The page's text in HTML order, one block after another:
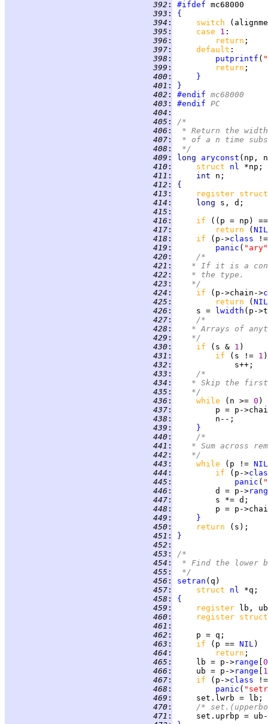
392 : #ifdef
393 :
{
394 : switch
395 : case 1
396 : return
397 : default
398 : putprintf (
399 : return
400 :
}
401 :
}
402 : #endif mc68000
403 : #endif PC
404 :
405 :
/*
406 :
* Return the
407 :
* of a n time
408 :
*/
409 : long
aryconst
410 : struct nl
411 : int
412 :
{
413 :
register
414 : long
415 :
416 : if
((p = np)
417 : return ( NIL
418 : if (p->class
419 : panic ( "ary"
420 :
/*
421 :
* If it is a
422 :
	 * the type.
423 :
	 */
424 : if (p->chain->
425 : return ( NIL
426 :
     s =
lwidth
427 :
/*
428 :
* Arrays of
429 :
	 */
430 : if (s & 1
431 : if (s != 1
432 :
433 :
/*
434 :
* Skip the
435 :
	 */
436 : while (n >= 0 )
437 :
438 :
439 :
}
440 :
/*
441 :
* Sum across
442 :
	 */
443 : while (p != NIL
444 : if (p->
445 : panic (
446 :
         d = p->
447 :
448 :
449 :
}
450 : return
451 :
}
452 :
453 :
/*
454 :
* Find the lower
455 :
*/
456 : setran
457 : struct nl
458 :
{
459 :
register
460 :
register
461 :
462 :
463 : if (p == NIL
464 : return
465 :
     lb = p->
range 0
466 :
     ub = p->
range
1
467 : if (p->class
468 : panic (
469 :
470 :
/*
471 :